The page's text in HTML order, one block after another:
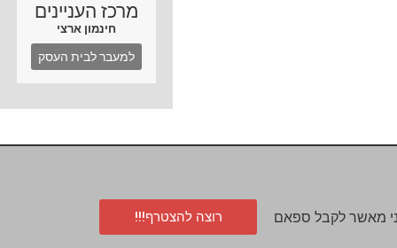
מרכז העניינים
חינמון ארצי
למעבר לבית העסק
מאשר לקבל ספאם רוצה להצטרף!!!